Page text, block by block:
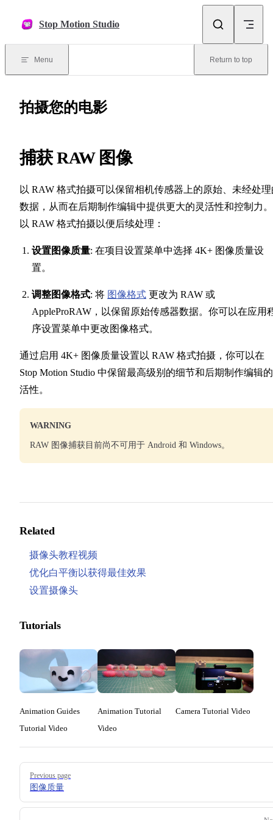
Stop Motion Studio
Menu Return to top
拍摄您的电影
捕获 RAW 图像
以 RAW 格式拍摄可以保留相机传感器上的原始、未经处理
数据，从而在后期制作编辑中提供更大的灵活性和控制力
以 RAW 格式拍摄以便后续处理：
设置图像质量: 在项目设置菜单中选择 4K+ 图像质量设
置。
调整图像格式: 将 图像格式 更改为 RAW 或
AppleProRAW，以保留原始传感器数据。你可以在应用
序设置菜单中更改图像格式。
通过启用 4K+ 图像质量设置以 RAW 格式拍摄，你可以在
Stop Motion Studio 中保留最高级别的细节和后期制作编辑
活性。
WARNING
RAW 图像捕获目前尚不可用于 Android 和 Windows。
Related
摄像头教程视频
优化白平衡以获得最佳效果
设置摄像头
Tutorials
Animation Guides
Tutorial Video
Animation Tutorial
Video
Camera Tutorial Video
Pager
Previous page
图像质量